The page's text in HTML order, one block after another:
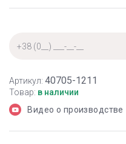
Артикул: 40705-1211
Товар: в наличии
Видео о производстве